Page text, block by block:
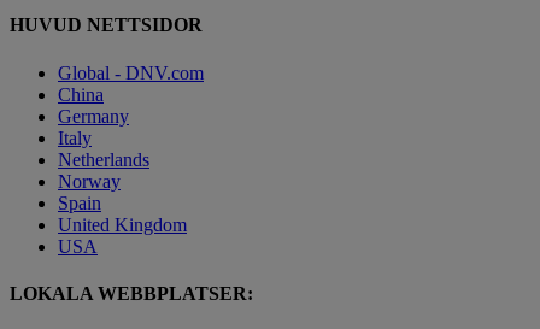
HUVUD NETTSIDOR
Global - DNV.com
China
Germany
Italy
Netherlands
Norway
Spain
United Kingdom
USA
LOKALA WEBBPLATSER: